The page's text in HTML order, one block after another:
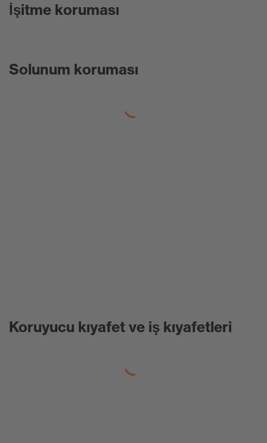
İşitme koruması
Solunum koruması
Koruyucu kıyafet ve iş kıyafetleri